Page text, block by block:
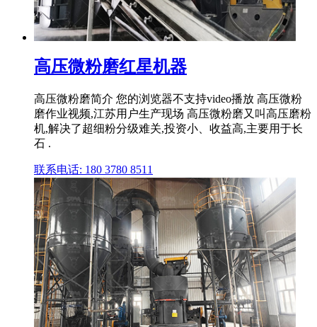
高压微粉磨红星机器
高压微粉磨简介 您的浏览器不支持video播放 高压微粉
磨作业视频,江苏用户生产现场 高压微粉磨又叫高压磨粉
机,解决了超细粉分级难关,投资小、收益高,主要用于长
石 .
联系电话: 180 3780 8511